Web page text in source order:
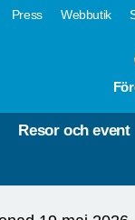
Press Webbutik
Resor och event